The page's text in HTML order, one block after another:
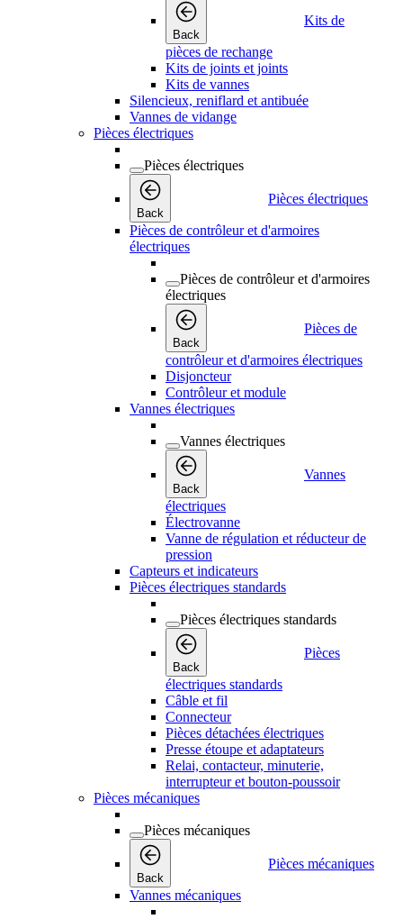
Back
Kits de
pièces de rechange
Kits de joints et joints
Kits de vannes
Silencieux, reniflard et antibuée
Vannes de vidange
Pièces électriques
Pièces électriques
Back
Pièces électriques
Pièces de contrôleur et d'armoires
électriques
Pièces de contrôleur et d'armoires
électriques
Back
Pièces de
contrôleur et d'armoires électriques
Disjoncteur
Contrôleur et module
Vannes électriques
Vannes électriques
Back
Vannes
électriques
Électrovanne
Vanne de régulation et réducteur de
pression
Capteurs et indicateurs
Pièces électriques standards
Pièces électriques standards
Back
Pièces
électriques standards
Câble et fil
Connecteur
Pièces détachées électriques
Presse étoupe et adaptateurs
Relai, contacteur, minuterie,
interrupteur et bouton-poussoir
Pièces mécaniques
Pièces mécaniques
Back
Pièces mécaniques
Vannes mécaniques